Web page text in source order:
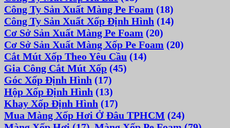
Công Ty Sản Xuất Màng Pe Foam (18)
Công Ty Sản Xuất Xốp Định Hình (14)
Cơ Sở Sản Xuất Màng Pe Foam (20)
Cơ Sở Sản Xuất Màng Xốp Pe Foam (20)
Cắt Mút Xốp Theo Yêu Cầu (14)
Gia Công Cắt Mút Xốp (45)
Góc Xốp Định Hình (17)
Hộp Xốp Định Hình (13)
Khay Xốp Định Hình (17)
Mua Màng Xốp Hơi Ở Đâu TPHCM (24)